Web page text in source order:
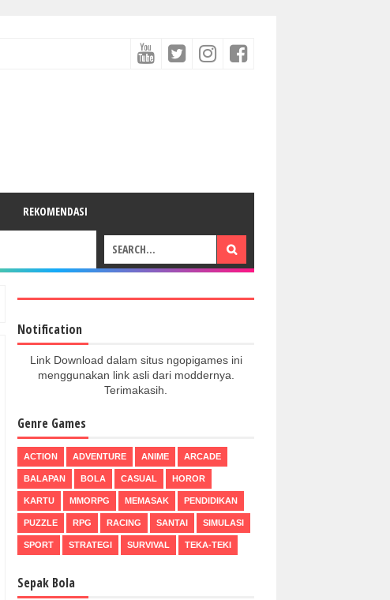
REKOMENDASI
Notification
Link Download dalam situs ngopigames ini
menggunakan link asli dari moddernya.
Terimakasih.
Genre Games
ACTION ADVENTURE ANIME ARCADE
BALAPAN BOLA CASUAL HOROR
KARTU MMORPG MEMASAK PENDIDIKAN
PUZZLE RPG RACING SANTAI SIMULASI
SPORT STRATEGI SURVIVAL TEKA-TEKI
Sepak Bola